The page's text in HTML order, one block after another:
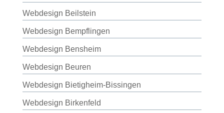
Webdesign Beilstein
Webdesign Bempflingen
Webdesign Bensheim
Webdesign Beuren
Webdesign Bietigheim-Bissingen
Webdesign Birkenfeld